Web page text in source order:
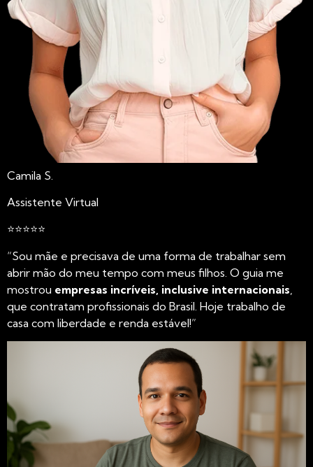
Camila S.
Assistente Virtual
⭐⭐⭐⭐⭐
“Sou mãe e precisava de uma forma de trabalhar sem
abrir mão do meu tempo com meus filhos. O guia me
mostrou empresas incríveis, inclusive internacionais
que contratam profissionais do Brasil. Hoje trabalho de
casa com liberdade e renda estável!”